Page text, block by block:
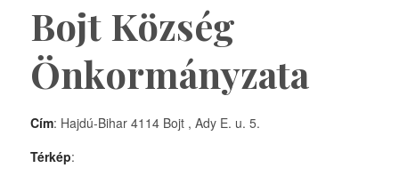
Bojt Község
Önkormányzata
Cím: Hajdú-Bihar 4114 Bojt , Ady E. u. 5.
Térkép: